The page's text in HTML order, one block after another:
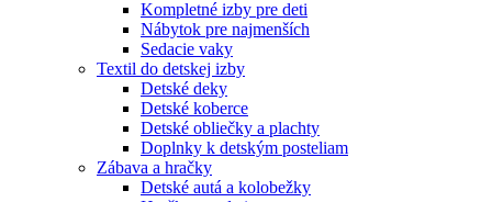
Kompletné izby pre deti
Nábytok pre najmenších
Sedacie vaky
Textil do detskej izby
Detské deky
Detské koberce
Detské obliečky a plachty
Doplnky k detským posteliam
Zábava a hračky
Detské autá a kolobežky